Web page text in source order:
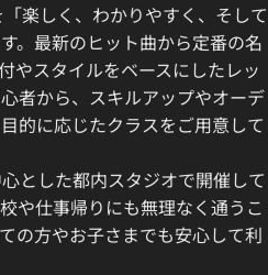
楽しく、わかりやすく、そして
。最新のヒット曲から定番の名
やスタイルをベースにしたレッ
者から、スキルアップやオーデ
的に応じたクラスをご用意して
とした都内スタジオで開催して
や仕事帰りにも無理なく通うこ
の方やお子さまでも安心して利